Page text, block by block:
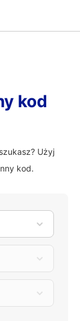
kod
Użyj
kod.